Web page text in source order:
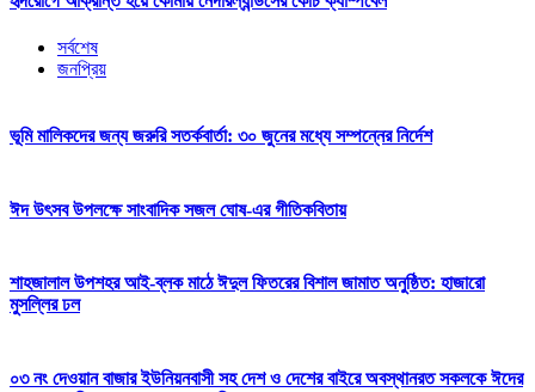
সর্বশেষ
জনপ্রিয়
ভূমি মালিকদের জন্য জরুরি সতর্কবার্তা: ৩০ জুনের মধ্যে সম্পন্নের নির্দেশ
ঈদ উৎসব উপলক্ষে সাংবাদিক সজল ঘোষ-এর গীতিকবিতায়
শাহজালাল উপশহর আই-ব্লক মাঠে ঈদুল ফিতরের বিশাল জামাত অনুষ্ঠিত: হাজারো
মুসল্লির ঢল
০৩ নং দেওয়ান বাজার ইউনিয়নবাসী সহ দেশ ও দেশের বাইরে অবস্থানরত সকলকে ঈদের